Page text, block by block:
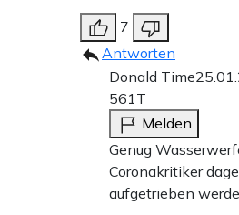
7
Antworten
Donald Time
561T
Melden
Genug
Coronakritiker
aufgetrieben